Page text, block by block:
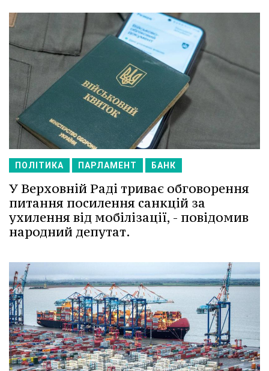
ПОЛІТИКА ПАРЛАМЕНТ БАНК
У Верховній Раді триває обговорення
питання посилення санкцій за
ухилення від мобілізації, - повідомив
народний депутат.